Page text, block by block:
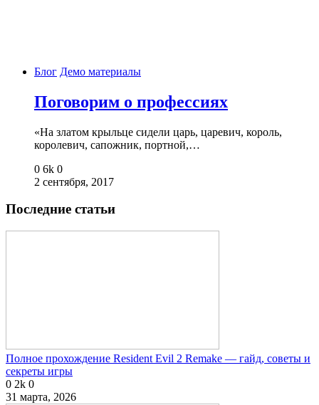
Блог Демо материалы
Поговорим о профессиях
«На златом крыльце сидели царь, царевич, король,
королевич, сапожник, портной,…
0 6k 0
2 сентября, 2017
Последние статьи
Полное прохождение Resident Evil 2 Remake — гайд, советы и
секреты игры
0 2k 0
31 марта, 2026